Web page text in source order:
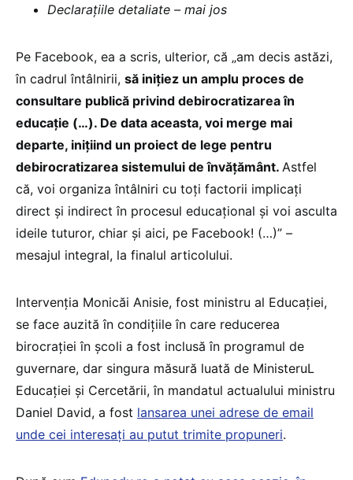
Declarațiile detaliate – mai jos
Pe Facebook, ea a scris, ulterior, că „am decis astăzi,
în cadrul întâlnirii, să inițiez un amplu proces de
consultare publică privind debirocratizarea în
educație (…). De data aceasta, voi merge mai
departe, inițiind un proiect de lege pentru
debirocratizarea sistemului de învățământ. Astfel
că, voi organiza întâlniri cu toți factorii implicați
direct și indirect în procesul educațional și voi asculta
ideile tuturor, chiar și aici, pe Facebook! (…)” –
mesajul integral, la finalul articolului.
Intervenția Monicăi Anisie, fost ministru al Educației,
se face auzită în condițiile în care reducerea
birocrației în școli a fost inclusă în programul de
guvernare, dar singura măsură luată de MinisteruL
Educației și Cercetării, în mandatul actualului ministru
Daniel David, a fost lansarea unei adrese de email
unde cei interesați au putut trimite propuneri.